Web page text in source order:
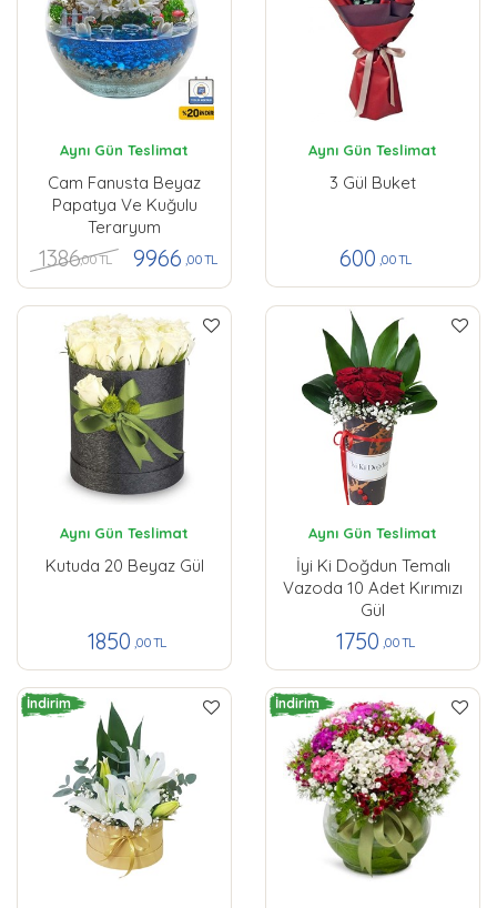
Aynı Gün Teslimat
Cam Fanusta Beyaz
Papatya Ve Kuğulu
Teraryum
1386,00 TL 9966 ,00 TL
Aynı Gün Teslimat
3 Gül Buket
600 ,00 TL
Aynı Gün Teslimat
Kutuda 20 Beyaz Gül
1850 ,00 TL
Aynı Gün Teslimat
İyi Ki Doğdun Temalı
Vazoda 10 Adet Kırımızı
Gül
1750 ,00 TL
İndirim İndirim